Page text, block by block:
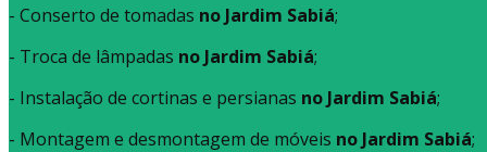
- Conserto de tomadas no Jardim Sabiá;
- Troca de lâmpadas no Jardim Sabiá;
- Instalação de cortinas e persianas no Jardim Sabiá;
- Montagem e desmontagem de móveis no Jardim Sabiá;